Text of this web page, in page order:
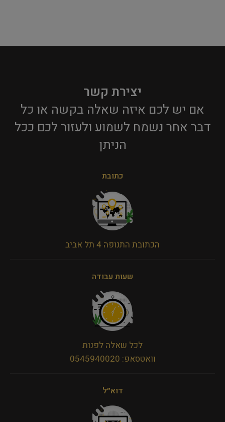
יצירת קשר
אם יש לכם איזה שאלה בקשה או כל
דבר אחר נשמח לשמוע ולעזור לכם ככל
הניתן​
כתובת
הכתובת התנופה 4 תל אביב
שעות עבודה
לכל שאלה לפנות
וואטסאפ: 0545940020
דוא״ל